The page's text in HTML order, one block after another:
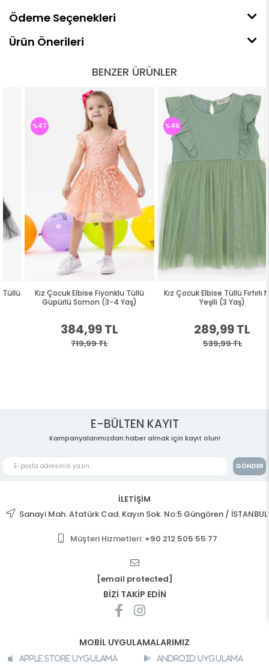
Ödeme Seçenekleri
Ürün Önerileri
BENZER ÜRÜNLER
Kız Çocuk Elbise Fiyonklu Tüllü
Güpürlü Somon (3-4 Yaş)
384,99 TL
719,99 TL
Kız Çocuk Elbise Tüllü Fırfırlı Mint
Yeşili (3 Yaş)
289,99 TL
539,99 TL
E-BÜLTEN KAYIT
Kampanyalarımızdan haber almak için kayıt olun!
GÖNDER
İLETİŞİM
Sanayi Mah. Atatürk Cad. Kayın Sok. No:5 Güngören / İSTANBUL
Müşteri Hizmetleri: +90 212 505 55 77
[email protected]
BİZİ TAKİP EDİN
MOBİL UYGULAMALARIMIZ
Apple Store Uygulama Android Uygulama